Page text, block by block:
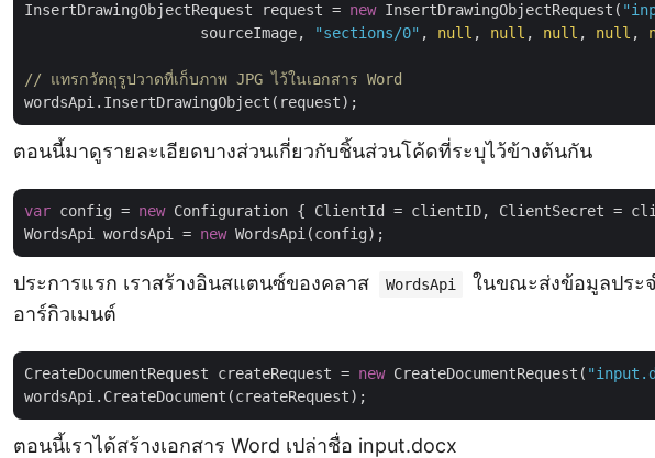
InsertDrawingObjectRequest request = new InsertDrawingObjectRequest(
                    sourceImage,
"sections/0" , null , null , null , null ,
// แทรกวัตถุรูปวาดที่เก็บภาพ JPG ไว้ในเอกสาร Word
ตอนนี้มาดูรายละเอียดบางส่วนเกี่ยวกับชิ้นส่วนโค้ดที่ระบุไว้ข้างต้นกัน
var config = new Configuration { ClientId = clientID, ClientSecret =
WordsApi wordsApi = new
ประการแรก เราสร้างอินสแตนซ์ของคลาส WordsApi
ในขณะส่งข้อมูลประ
อาร์กิวเมนต์
CreateDocumentRequest createRequest = new CreateDocumentRequest(
ตอนนี้เราได้สร้างเอกสาร Word เปล่าชื่อ input.docx